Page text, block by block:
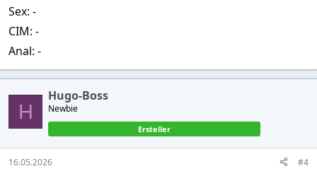
Sex: -
CIM: -
Anal: -
H
Hugo-Boss
Newbie
Ersteller
16.05.2026 #4